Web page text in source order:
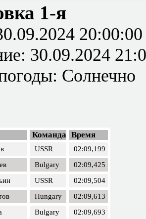
1-я
20:00:00
30.09.2024
Солнечно
Команда Время
USSR
02:09,199
Bulgary
02:09,425
USSR
02:09,504
Hungary
02:09,613
Bulgary
02:09,693